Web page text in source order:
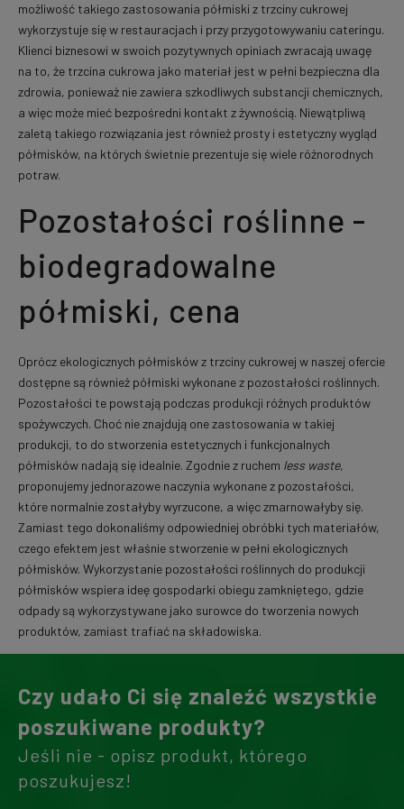
możliwość takiego zastosowania półmiski z trzciny cukrowej
wykorzystuje się w restauracjach i przy przygotowywaniu cateringu.
Klienci biznesowi w swoich pozytywnych opiniach zwracają uwagę
na to, że trzcina cukrowa jako materiał jest w pełni bezpieczna dla
zdrowia, ponieważ nie zawiera szkodliwych substancji chemicznych,
a więc może mieć bezpośredni kontakt z żywnością. Niewątpliwą
zaletą takiego rozwiązania jest również prosty i estetyczny wygląd
półmisków, na których świetnie prezentuje się wiele różnorodnych
potraw.
Pozostałości roślinne -
biodegradowalne
półmiski, cena
Oprócz ekologicznych półmisków z trzciny cukrowej w naszej ofercie
dostępne są również półmiski wykonane z pozostałości roślinnych.
Pozostałości te powstają podczas produkcji różnych produktów
spożywczych. Choć nie znajdują one zastosowania w takiej
produkcji, to do stworzenia estetycznych i funkcjonalnych
półmisków nadają się idealnie. Zgodnie z ruchem less waste,
proponujemy jednorazowe naczynia wykonane z pozostałości,
które normalnie zostałyby wyrzucone, a więc zmarnowałyby się.
Zamiast tego dokonaliśmy odpowiedniej obróbki tych materiałów,
czego efektem jest właśnie stworzenie w pełni ekologicznych
półmisków. Wykorzystanie pozostałości roślinnych do produkcji
półmisków wspiera ideę gospodarki obiegu zamkniętego, gdzie
odpady są wykorzystywane jako surowce do tworzenia nowych
produktów, zamiast trafiać na składowiska.
Czy udało Ci się znaleźć wszystkie
poszukiwane produkty?
Jeśli nie - opisz produkt, którego
poszukujesz!